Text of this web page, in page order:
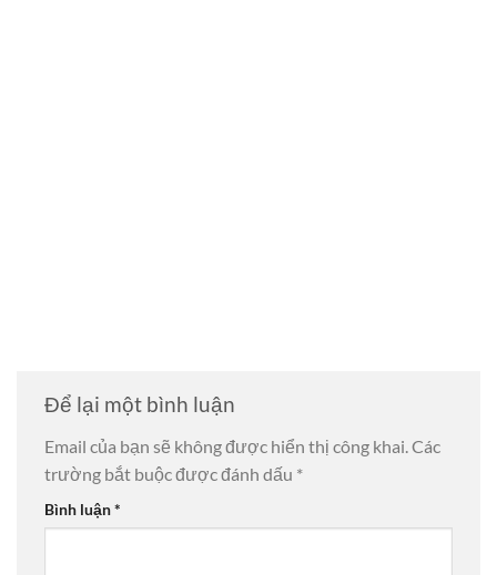
Để lại một bình luận
Email của bạn sẽ không được hiển thị công khai. Các
trường bắt buộc được đánh dấu *
Bình luận*